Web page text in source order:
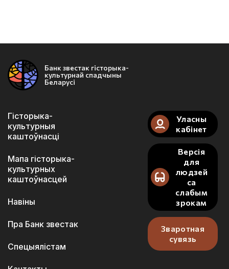
Банк звестак гісторыка-
культурнай спадчыны
Беларусі
Гісторыка-
культурныя
каштоўнасці
Мапа гісторыка-
культурных
каштоўнасцей
Навіны
Пра Банк звестак
Спецыялістам
Уласны
кабінет
Версія
для
людзей
са
слабым
зрокам
Зваротная
сувязь